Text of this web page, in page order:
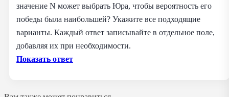
значение N может выбрать Юра, чтобы вероятность его
победы была наибольшей? Укажите все подходящие
варианты. Каждый ответ записывайте в отдельное поле,
добавляя их при необходимости.
Показать ответ